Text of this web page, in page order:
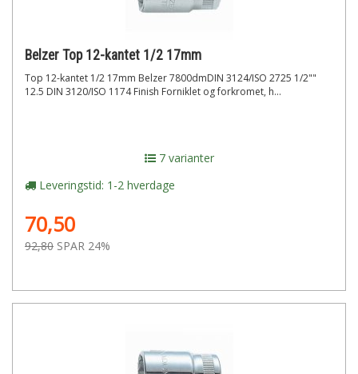
Belzer Top 12-kantet 1/2 17mm
Top 12-kantet 1/2 17mm Belzer 7800dmDIN 3124/ISO 2725 1/2""
12.5 DIN 3120/ISO 1174 Finish Forniklet og forkromet, h...
7 varianter
Leveringstid: 1-2 hverdage
70,50
92,80 SPAR 24%